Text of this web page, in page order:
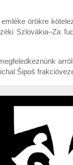
örökre
Szlovákia–Za
Šipoš